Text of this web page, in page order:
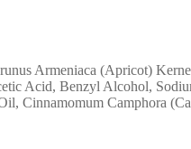
Armeniaca (Apricot)
Acid, Benzyl Alcohol,
Cinnamomum Camphora